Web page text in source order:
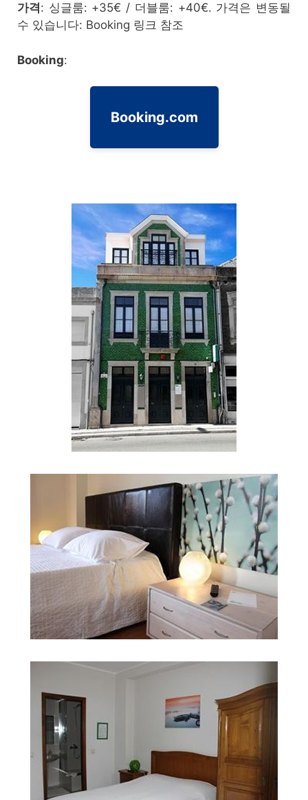
가격 : 싱글룸: +35€ / 더블룸: +40€. 가격은 변동될
수 있습니다: Booking 링크 참조
Booking:
Booking.com